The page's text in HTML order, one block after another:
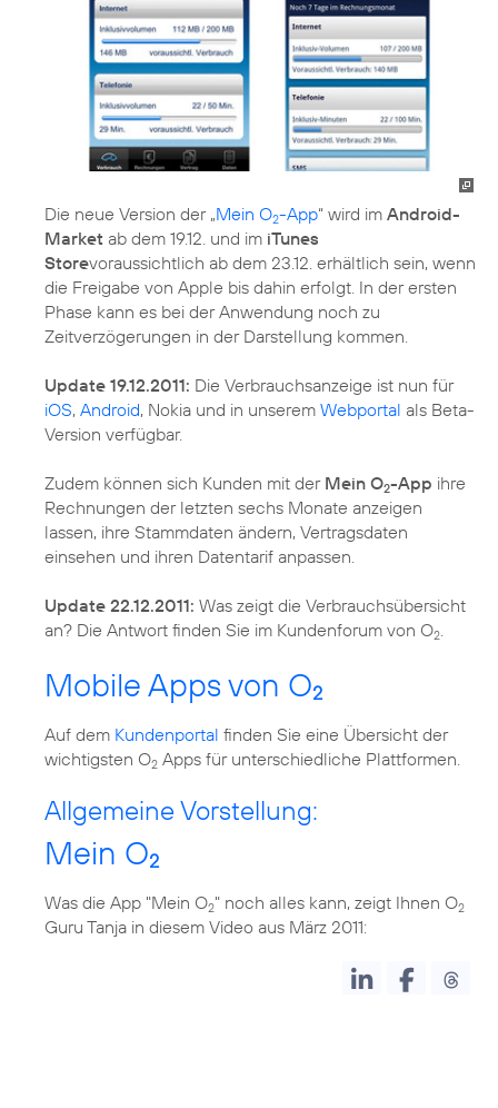
Die neue Version der „Mein O2-App“ wird im Android-
Market ab dem 19.12. und im iTunes
Storevoraussichtlich ab dem 23.12. erhältlich sein, wenn
die Freigabe von Apple bis dahin erfolgt. In der ersten
Phase kann es bei der Anwendung noch zu
Zeitverzögerungen in der Darstellung kommen.
Update 19.12.2011: Die Verbrauchsanzeige ist nun für
iOS, Android, Nokia und in unserem Webportal als Beta-
Version verfügbar.
Zudem können sich Kunden mit der Mein O2-App ihre
Rechnungen der letzten sechs Monate anzeigen
lassen, ihre Stammdaten ändern, Vertragsdaten
einsehen und ihren Datentarif anpassen.
Update 22.12.2011: Was zeigt die Verbrauchsübersicht
an? Die Antwort finden Sie im Kundenforum von O2.
Mobile Apps von O2
Auf dem Kundenportal finden Sie eine Übersicht der
wichtigsten O2 Apps für unterschiedliche Plattformen.
Allgemeine Vorstellung:
Mein O2
Was die App "Mein O2" noch alles kann, zeigt Ihnen O2
Guru Tanja in diesem Video aus März 2011: